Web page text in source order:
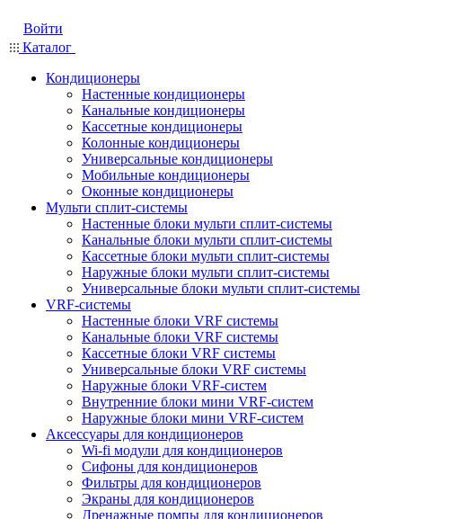
Войти
Каталог
Кондиционеры
Настенные кондиционеры
Канальные кондиционеры
Кассетные кондиционеры
Колонные кондиционеры
Универсальные кондиционеры
Мобильные кондиционеры
Оконные кондиционеры
Мульти сплит-системы
Настенные блоки мульти сплит-системы
Канальные блоки мульти сплит-системы
Кассетные блоки мульти сплит-системы
Наружные блоки мульти сплит-системы
Универсальные блоки мульти сплит-системы
VRF-системы
Настенные блоки VRF системы
Канальные блоки VRF системы
Кассетные блоки VRF системы
Универсальные блоки VRF системы
Наружные блоки VRF-систем
Внутренние блоки мини VRF-систем
Наружные блоки мини VRF-систем
Аксессуары для кондиционеров
Wi-fi модули для кондиционеров
Сифоны для кондиционеров
Фильтры для кондиционеров
Экраны для кондиционеров
Дренажные помпы для кондиционеров